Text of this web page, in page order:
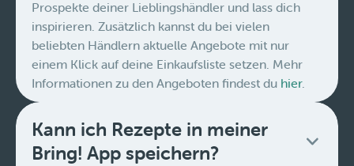
Prospekte deiner Lieblingshändler und lass dich
inspirieren. Zusätzlich kannst du bei vielen
beliebten Händlern aktuelle Angebote mit nur
einem Klick auf deine Einkaufsliste setzen. Mehr
Informationen zu den Angeboten findest du hier.
Kann ich Rezepte in meiner
Bring! App speichern?